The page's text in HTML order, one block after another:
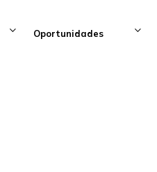
Oportunidades